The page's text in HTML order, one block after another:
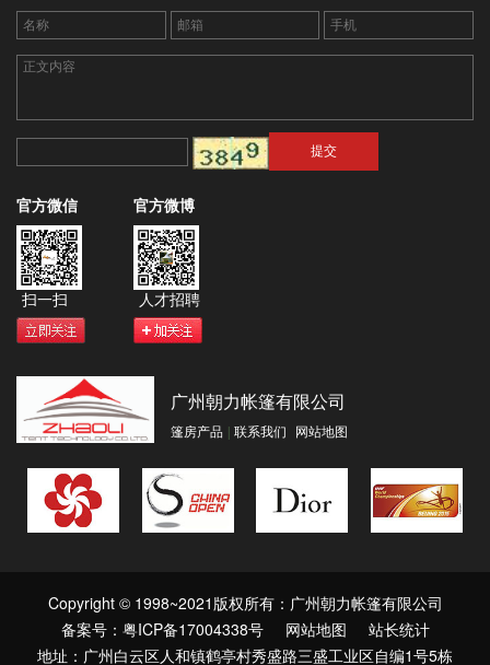
官方微信
扫一扫
官方微博
人才招聘
广州朝力帐篷有限公司
篷房产品 联系我们 网站地图
Copyright © 1998~2021版权所有：广州朝力帐篷有限公司
备案号：粤ICP备17004338号
网站地图
站长统计
地址：广州白云区人和镇鹤亭村秀盛路三盛工业区自编1号5栋